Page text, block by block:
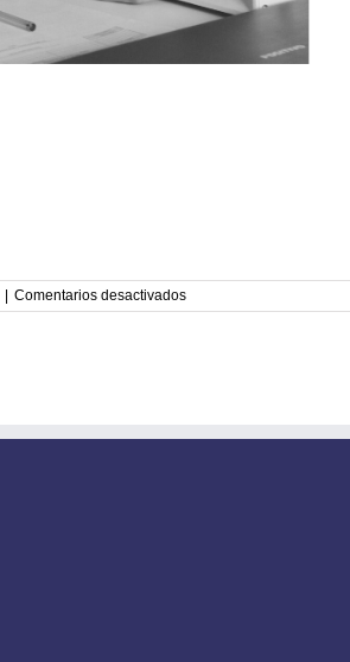
Comentarios desactivadosen
Membresía